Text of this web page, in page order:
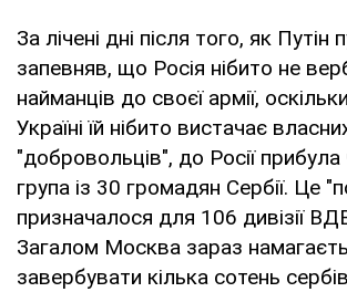
За лічені дні після того, як Путін
запевняв, що Росія нібито не
найманців до своєї армії,
Україні їй нібито вистачає
"добровольців", до Росії
група із 30 громадян Сербії. Це
призначалося для 106 дивізії
Загалом Москва зараз
завербувати кілька сотень